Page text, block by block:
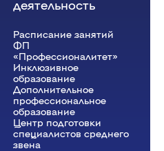
деятельность
Расписание занятий
ФП
«Профессионалитет»
Инклюзивное
образование
Дополнительное
профессиональное
образование
Центр подготовки
специалистов среднего
звена